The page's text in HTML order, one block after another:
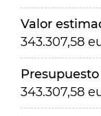
Valor
343.307,58
343.307,58